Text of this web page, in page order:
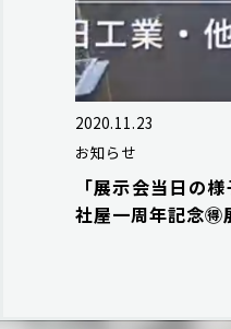
2020.11.23
お知らせ
「展示会当日の
社屋一周年記念🉐